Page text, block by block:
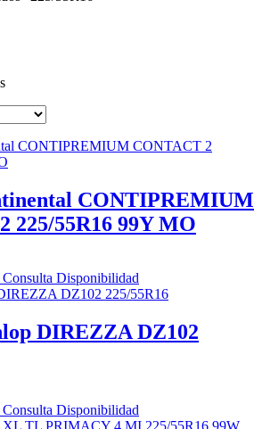
CONTIPREMIUM
225/55R16 99Y MO
Consulta Disponibilidad
DIREZZA DZ102
Consulta Disponibilidad